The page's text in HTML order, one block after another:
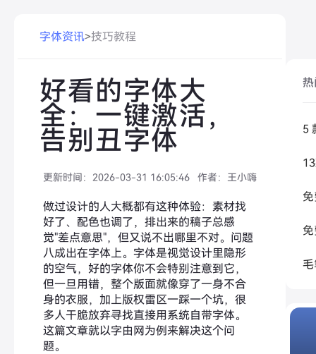
字体资讯>技巧教程
好看的字体大
全：一键激活，
告别丑字体
更新时间： 2026-03-31 16:05:46 作者： 王小嗨
做过设计的人大概都有这种体验：素材找
好了、配色也调了，排出来的稿子总感
觉"差点意思"，但又说不出哪里不对。问题
八成出在字体上。字体是视觉设计里隐形
的空气，好的字体你不会特别注意到它，
但一旦用错，整个版面就像穿了一身不合
身的衣服，加上版权雷区一踩一个坑，很
多人干脆放弃寻找直接用系统自带字体。
这篇文章就以字由网为例来解决这个问
题。